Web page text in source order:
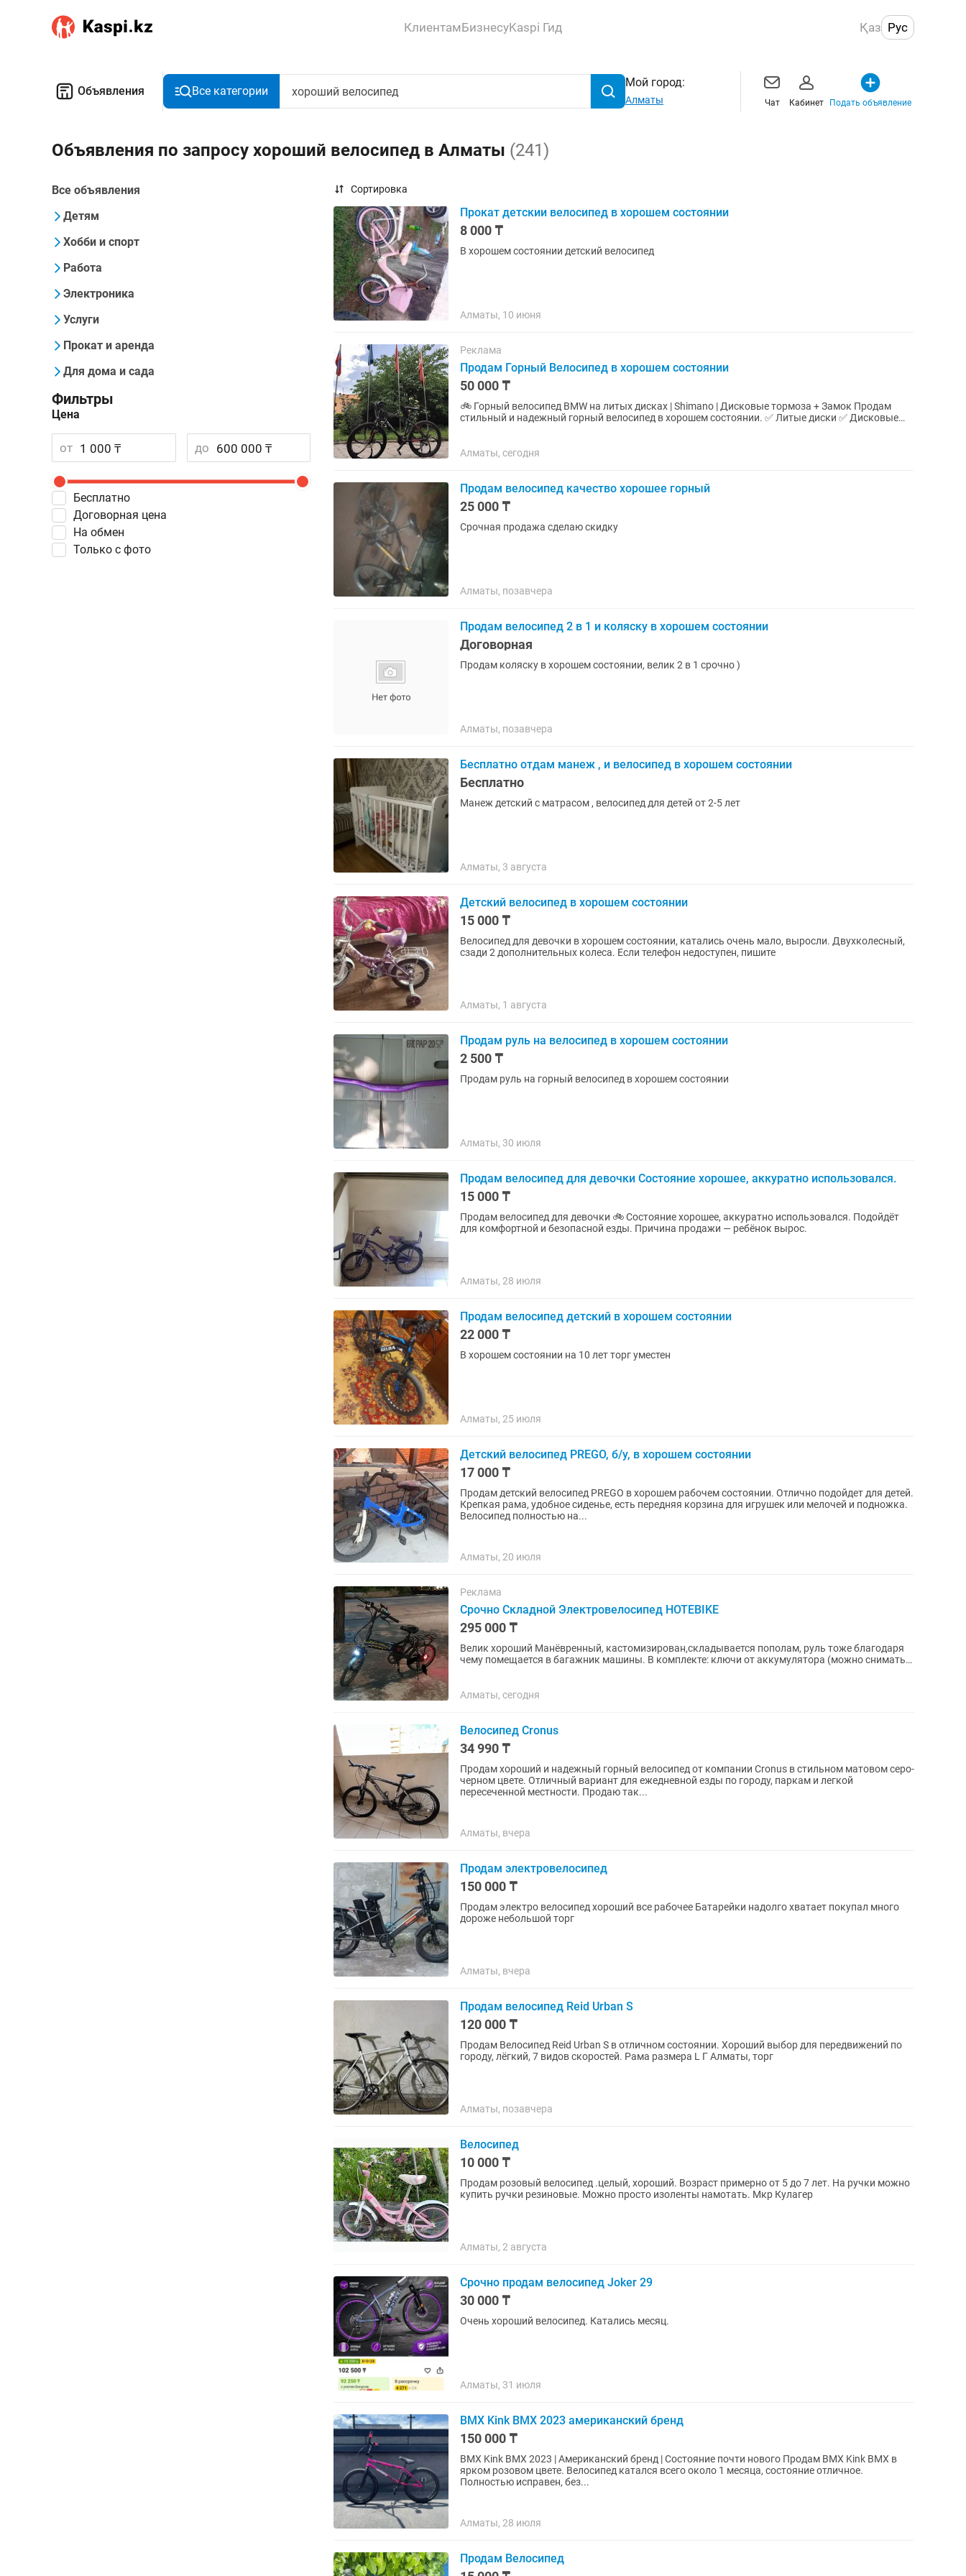
КлиентамБизнесуKaspi Гид Қаз Рус
Объявления Все категории
Мой город:
Алматы Чат Кабинет Подать объявление
Объявления по запросу хороший велосипед в Алматы (241)
Все объявления
Детям
Хобби и спорт
Работа
Электроника
Услуги
Прокат и аренда
Для дома и сада
Фильтры
Цена
от до
Бесплатно
Договорная цена
На обмен
Только с фото
Сортировка
Прокат детскии велосипед в хорошем состоянии
8 000 ₸
В хорошем состоянии детский велосипед
Алматы, 10 июня
Реклама
Продам Горный Велосипед в хорошем состоянии
50 000 ₸
🚲 Горный велосипед BMW на литых дисках | Shimano | Дисковые тормоза + Замок Продам
стильный и надежный горный велосипед в хорошем состоянии. ✅ Литые диски ✅ Дисковые
Алматы, сегодня
Продам велосипед качество хорошее горный
25 000 ₸
Срочная продажа сделаю скидку
Алматы, позавчера
Продам велосипед 2 в 1 и коляску в хорошем состоянии
Договорная
Продам коляску в хорошем состоянии, велик 2 в 1 срочно )
Алматы, позавчера
Бесплатно отдам манеж , и велосипед в хорошем состоянии
Бесплатно
Манеж детский с матрасом , велосипед для детей от 2-5 лет
Алматы, 3 августа
Детский велосипед в хорошем состоянии
15 000 ₸
Велосипед для девочки в хорошем состоянии, катались очень мало, выросли. Двухколесный,
сзади 2 дополнительных колеса. Если телефон недоступен, пишите
Алматы, 1 августа
Продам руль на велосипед в хорошем состоянии
2 500 ₸
Продам руль на горный велосипед в хорошем состоянии
Алматы, 30 июля
Продам велосипед для девочки Состояние хорошее, аккуратно использовался.
15 000 ₸
Продам велосипед для девочки 🚲 Состояние хорошее, аккуратно использовался. Подойдёт
для комфортной и безопасной езды. Причина продажи — ребёнок вырос.
Алматы, 28 июля
Продам велосипед детский в хорошем состоянии
22 000 ₸
В хорошем состоянии на 10 лет торг уместен
Алматы, 25 июля
Детский велосипед PREGO, б/у, в хорошем состоянии
17 000 ₸
Продам детский велосипед PREGO в хорошем рабочем состоянии. Отлично подойдет для детей.
Крепкая рама, удобное сиденье, есть передняя корзина для игрушек или мелочей и подножка.
Велосипед полностью на...
Алматы, 20 июля
Реклама
Срочно Складной Электровелосипед HOTEBIKE
295 000 ₸
Велик хороший Манёвренный, кастомизирован,складывается пополам, руль тоже благодаря
чему помещается в багажник машины. В комплекте: ключи от аккумулятора (можно снимать
Алматы, сегодня
Велосипед Cronus
34 990 ₸
Продам хороший и надежный горный велосипед от компании Cronus в стильном матовом серо-
черном цвете. Отличный вариант для ежедневной езды по городу, паркам и легкой
пересеченной местности. Продаю так...
Алматы, вчера
Продам электровелосипед
150 000 ₸
Продам электро велосипед хороший все рабочее Батарейки надолго хватает покупал много
дороже небольшой торг
Алматы, вчера
Продам велосипед Reid Urban S
120 000 ₸
Продам Велосипед Reid Urban S в отличном состоянии. Хороший выбор для передвижений по
городу, лёгкий, 7 видов скоростей. Рама размера L Г Алматы, торг
Алматы, позавчера
Велосипед
10 000 ₸
Продам розовый велосипед .целый, хороший. Возраст примерно от 5 до 7 лет. На ручки можно
купить ручки резиновые. Можно просто изоленты намотать. Мкр Кулагер
Алматы, 2 августа
Срочно продам велосипед Joker 29
30 000 ₸
Очень хороший велосипед. Катались месяц.
Алматы, 31 июля
BMX Kink BMX 2023 американский бренд
150 000 ₸
BMX Kink BMX 2023 | Американский бренд | Состояние почти нового Продам BMX Kink BMX в
ярком розовом цвете. Велосипед катался всего около 1 месяца, состояние отличное.
Полностью исправен, без...
Алматы, 28 июля
Продам Велосипед